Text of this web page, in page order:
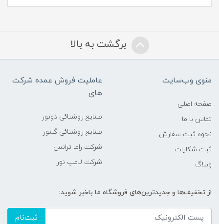
برگشت به بالا
منوی وب‌سایت
صفحه اصلی
تماس با ما
نحوه ثبت سفارش
ثبت شکایات
وبلاگ
عاملیت فروش عمده شرکت
های
صنایع روشنائی دونور
صنایع روشنائی گلنور
شرکت راما ترانس
شرکت لامپ نور
از تخفیف‌ها و جدیدترین‌های فروشگاه ما باخبر شوید:
ثبت‌نام